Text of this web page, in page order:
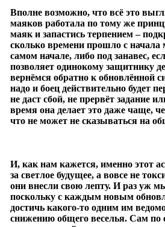
Вполне возможно, что всё это
маяков работала по тому же
маяк и запастись терпением –
сколько времени прошло с начала
самом начале, либо под занавес,
позволяет одинокому защитнику
вернёмся обратно к обновлённой
надо и боец действительно будет
не даст сбой, не прервёт задание
время она делает это даже чаще,
что не может не сказываться на
И, как нам кажется, именно этот
за светлое будущее, а вовсе не
они внесли свою лепту. И раз уж
поскольку с каждым новым
достичь какого-то одним им
снижению общего веселья. Сам по